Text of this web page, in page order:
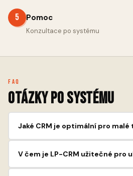
5 Pomoc
Konzultace po systému
FAQ
Otázky po systému
Jaké CRM je optimální pro malé
použitelná a integrovatelná. Zvažte
funkcemi
V čem je LP-CRM užitečné pro